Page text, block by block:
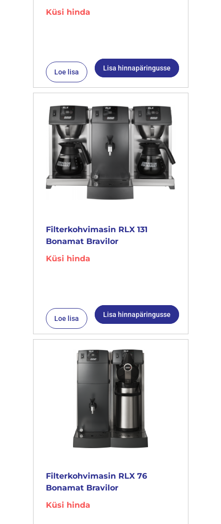
Küsi hinda
Loe lisa Lisa hinnapäringusse
Filterkohvimasin RLX 131
Bonamat Bravilor
Küsi hinda
Loe lisa Lisa hinnapäringusse
Filterkohvimasin RLX 76
Bonamat Bravilor
Küsi hinda